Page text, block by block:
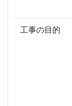
工事の目的